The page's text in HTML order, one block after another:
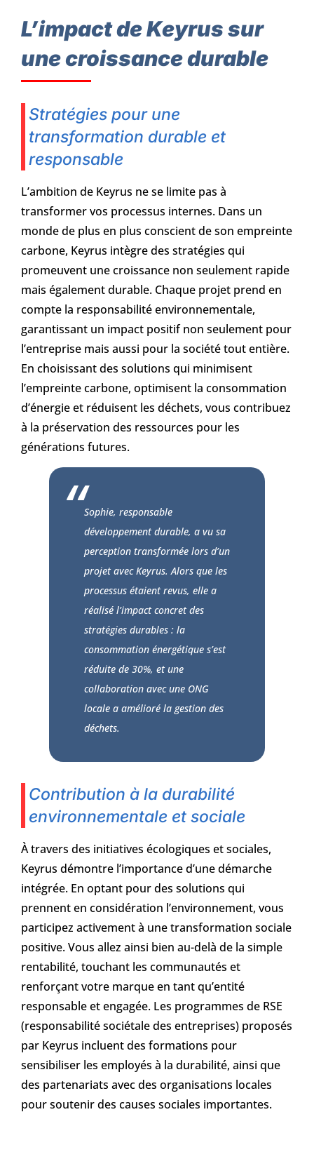
L’impact de Keyrus sur
une croissance durable
Stratégies pour une
transformation durable et
responsable
L’ambition de Keyrus ne se limite pas à
transformer vos processus internes. Dans un
monde de plus en plus conscient de son empreinte
carbone, Keyrus intègre des stratégies qui
promeuvent une croissance non seulement rapide
mais également durable. Chaque projet prend en
compte la responsabilité environnementale,
garantissant un impact positif non seulement pour
l’entreprise mais aussi pour la société tout entière.
En choisissant des solutions qui minimisent
l’empreinte carbone, optimisent la consommation
d’énergie et réduisent les déchets, vous contribuez
à la préservation des ressources pour les
générations futures.
Sophie, responsable
développement durable, a vu sa
perception transformée lors d’un
projet avec Keyrus. Alors que les
processus étaient revus, elle a
réalisé l’impact concret des
stratégies durables : la
consommation énergétique s’est
réduite de 30%, et une
collaboration avec une ONG
locale a amélioré la gestion des
déchets.
Contribution à la durabilité
environnementale et sociale
À travers des initiatives écologiques et sociales,
Keyrus démontre l’importance d’une démarche
intégrée. En optant pour des solutions qui
prennent en considération l’environnement, vous
participez activement à une transformation sociale
positive. Vous allez ainsi bien au-delà de la simple
rentabilité, touchant les communautés et
renforçant votre marque en tant qu’entité
responsable et engagée. Les programmes de RSE
(responsabilité sociétale des entreprises) proposés
par Keyrus incluent des formations pour
sensibiliser les employés à la durabilité, ainsi que
des partenariats avec des organisations locales
pour soutenir des causes sociales importantes.